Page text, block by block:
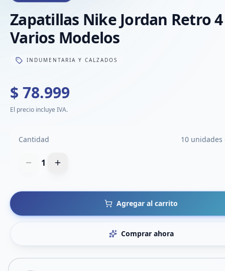
Zapatillas Nike Jordan Retro
Varios Modelos
INDUMENTARIA Y CALZADOS
$ 78.999
El precio incluye IVA.
Cantidad 10
1
Agregar al carrito
Comprar ahora